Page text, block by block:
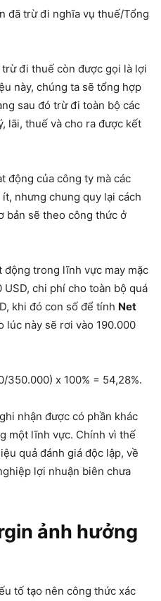
đã trừ đi nghĩa vụ thuế/Tổng
đi thuế còn được gọi là lợi
này, chúng ta sẽ tổng hợp
sau đó trừ đi toàn bộ các
lãi, thuế và cho ra được kết
động của công ty mà các
nhưng chung quy lại cách
bản sẽ theo công thức ở
động trong lĩnh vực may mặc
chi phí cho toàn bộ quá
khi đó con số để tính Net
lúc này sẽ rơi vào 190.000
350.000) x 100% = 54,28%.
nhận được có phần khác
một lĩnh vực. Chính vì thế
quả đánh giá độc lập, về
lợi nhuận biên chưa
ảnh hưởng
tố tạo nên công thức xác